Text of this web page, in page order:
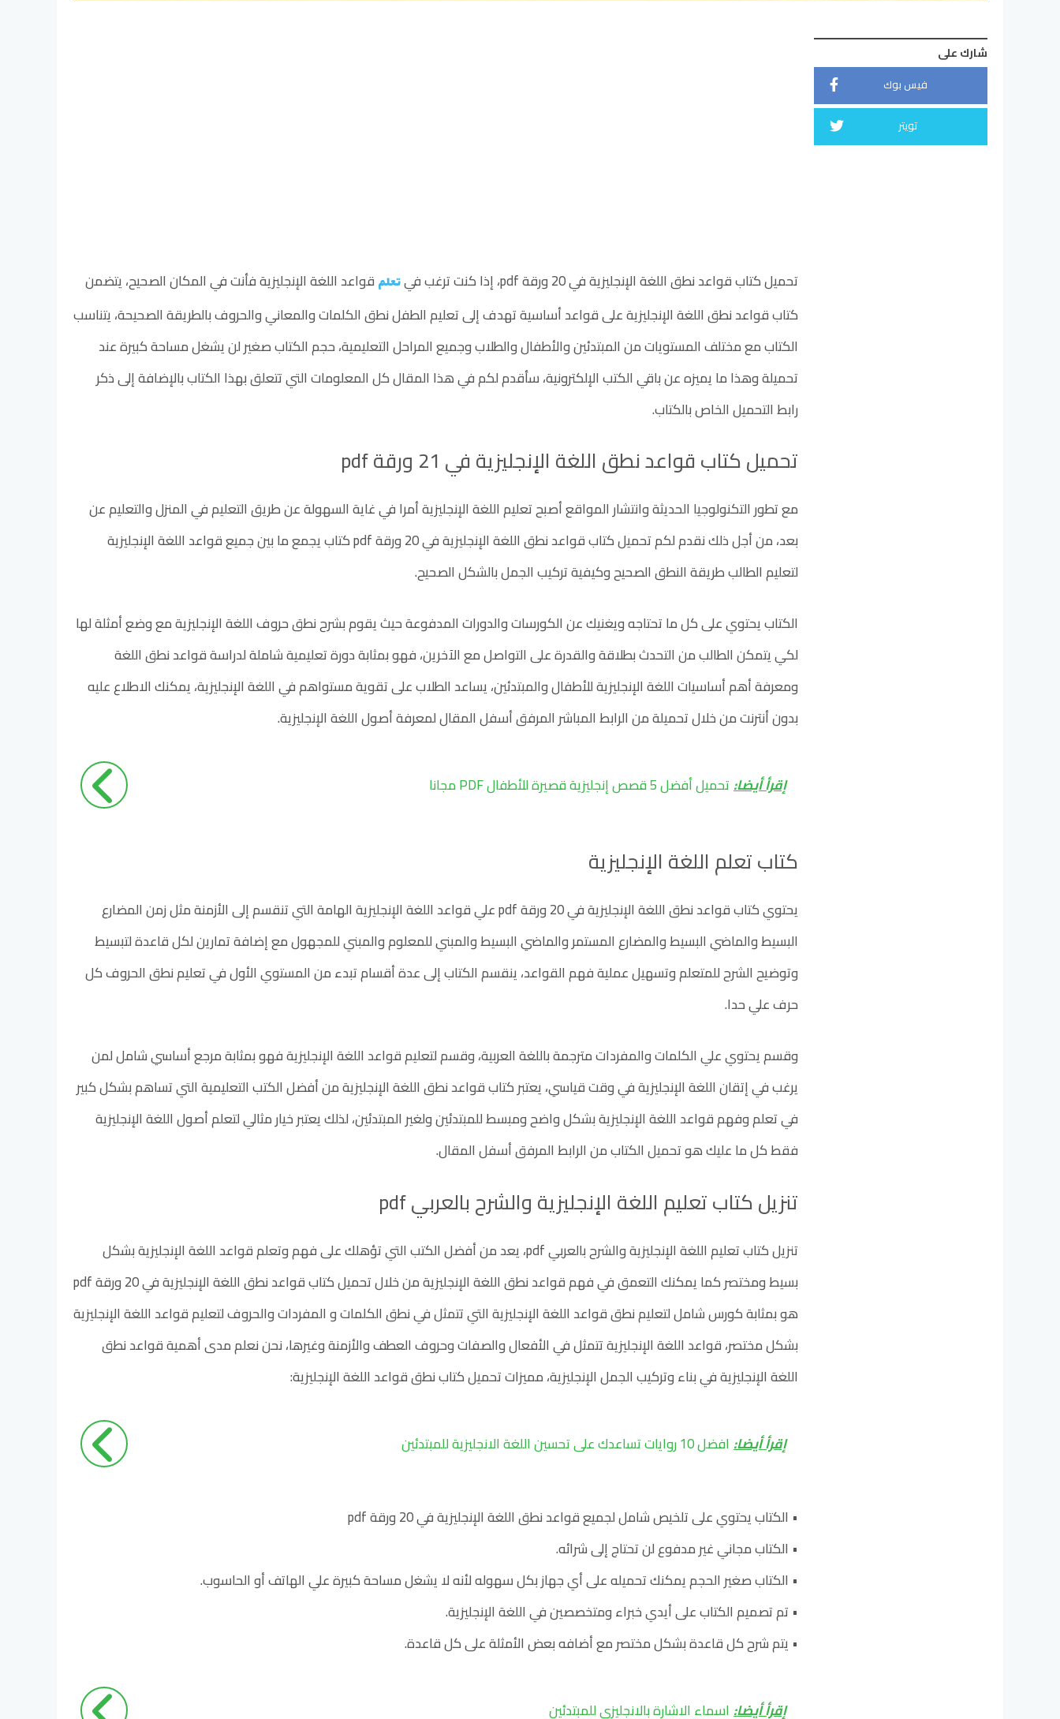
شارك على
فيس بوك
تويتر
تحميل كتاب قواعد نطق اللغة الإنجليزية في 20 ورقة pdf، إذا كنت ترغب في تعلم قواعد اللغة الإنجليزية فأنت في المكان الصحيح، يتضمن
كتاب قواعد نطق اللغة الإنجليزية على قواعد أساسية تهدف إلى تعليم الطفل نطق الكلمات والمعاني والحروف بالطريقة الصحيحة، يتناسب
الكتاب مع مختلف المستويات من المبتدئين والأطفال والطلاب وجميع المراحل التعليمية، حجم الكتاب صغير لن يشغل مساحة كبيرة عند
تحميلة وهذا ما يميزه عن باقي الكتب الإلكترونية، سأقدم لكم في هذا المقال كل المعلومات التي تتعلق بهذا الكتاب بالإضافة إلى ذكر
رابط التحميل الخاص بالكتاب.
تحميل كتاب قواعد نطق اللغة الإنجليزية في 21 ورقة pdf
مع تطور التكنولوجيا الحديثة وانتشار المواقع أصبح تعليم اللغة الإنجليزية أمرا في غاية السهولة عن طريق التعليم في المنزل والتعليم عن
بعد، من أجل ذلك نقدم لكم تحميل كتاب قواعد نطق اللغة الإنجليزية في 20 ورقة pdf كتاب يجمع ما بين جميع قواعد اللغة الإنجليزية
لتعليم الطالب طريقة النطق الصحيح وكيفية تركيب الجمل بالشكل الصحيح.
الكتاب يحتوي على كل ما تحتاجه ويغنيك عن الكورسات والدورات المدفوعة حيث يقوم بشرح نطق حروف اللغة الإنجليزية مع وضع أمثلة لها
لكي يتمكن الطالب من التحدث بطلاقة والقدرة على التواصل مع الآخرين، فهو بمثابة دورة تعليمية شاملة لدراسة قواعد نطق اللغة
ومعرفة أهم أساسيات اللغة الإنجليزية للأطفال والمبتدئين، يساعد الطلاب على تقوية مستواهم في اللغة الإنجليزية، يمكنك الاطلاع عليه
بدون أنترنت من خلال تحميلة من الرابط المباشر المرفق أسفل المقال لمعرفة أصول اللغة الإنجليزية.
إقرأ أيضا:تحميل أفضل 5 قصص إنجليزية قصيرة للأطفال PDF مجانا
كتاب تعلم اللغة الإنجليزية
يحتوي كتاب قواعد نطق اللغة الإنجليزية في 20 ورقة pdf علي قواعد اللغة الإنجليزية الهامة التي تنقسم إلى الأزمنة مثل زمن المضارع
البسيط والماضي البسيط والمضارع المستمر والماضي البسيط والمبني للمعلوم والمبني للمجهول مع إضافة تمارين لكل قاعدة لتبسيط
وتوضيح الشرح للمتعلم وتسهيل عملية فهم القواعد، ينقسم الكتاب إلى عدة أقسام تبدء من المستوي الأول في تعليم نطق الحروف كل
حرف علي حدا.
وقسم يحتوي علي الكلمات والمفردات مترجمة باللغة العربية، وقسم لتعليم قواعد اللغة الإنجليزية فهو بمثابة مرجع أساسي شامل لمن
يرغب في إتقان اللغة الإنجليزية في وقت قياسي، يعتبر كتاب قواعد نطق اللغة الإنجليزية من أفضل الكتب التعليمية التي تساهم بشكل كبير
في تعلم وفهم قواعد اللغة الإنجليزية بشكل واضح ومبسط للمبتدئين ولغير المبتدئين، لذلك يعتبر خيار مثالي لتعلم أصول اللغة الإنجليزية
فقط كل ما عليك هو تحميل الكتاب من الرابط المرفق أسفل المقال.
تنزيل كتاب تعليم اللغة الإنجليزية والشرح بالعربي pdf
تنزيل كتاب تعليم اللغة الإنجليزية والشرح بالعربي pdf، يعد من أفضل الكتب التي تؤهلك على فهم وتعلم قواعد اللغة الإنجليزية بشكل
بسيط ومختصر كما يمكنك التعمق في فهم قواعد نطق اللغة الإنجليزية من خلال تحميل كتاب قواعد نطق اللغة الإنجليزية في 20 ورقة pdf
هو بمثابة كورس شامل لتعليم نطق قواعد اللغة الإنجليزية التي تتمثل في نطق الكلمات و المفردات والحروف لتعليم قواعد اللغة الإنجليزية
بشكل مختصر، قواعد اللغة الإنجليزية تتمثل في الأفعال والصفات وحروف العطف والأزمنة وغيرها، نحن نعلم مدى أهمية قواعد نطق
اللغة الإنجليزية في بناء وتركيب الجمل الإنجليزية، مميزات تحميل كتاب نطق قواعد اللغة الإنجليزية:
إقرأ أيضا:افضل 10 روايات تساعدك على تحسين اللغة الانجليزية للمبتدئين
• الكتاب يحتوي على تلخيص شامل لجميع قواعد نطق اللغة الإنجليزية في 20 ورقة pdf
• الكتاب مجاني غير مدفوع لن تحتاج إلى شرائه.
• الكتاب صغير الحجم يمكنك تحميله على أي جهاز بكل سهوله لأنه لا يشغل مساحة كبيرة علي الهاتف أو الحاسوب.
• تم تصميم الكتاب على أيدي خبراء ومتخصصين في اللغة الإنجليزية.
• يتم شرح كل قاعدة بشكل مختصر مع أضافه بعض الأمثلة على كل قاعدة.
إقرأ أيضا:اسماء الاشارة بالانجليزي للمبتدئين